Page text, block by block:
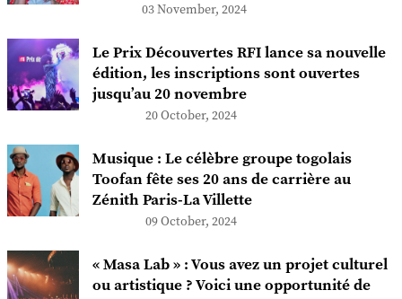
03 November, 2024
Le Prix Découvertes RFI lance sa nouvelle
édition, les inscriptions sont ouvertes
jusqu’au 20 novembre
20 October, 2024
Musique : Le célèbre groupe togolais
Toofan fête ses 20 ans de carrière au
Zénith Paris-La Villette
09 October, 2024
« Masa Lab » : Vous avez un projet culturel
ou artistique ? Voici une opportunité de